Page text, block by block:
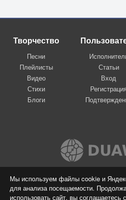
Мы используем файлы cookie и
для анализа посещаемости.
использовать сайт, вы соглашаетесь
Творчество
Песни
Плейлисты
Видео
Стихи
Блоги
Статьи
Вход
Регистрация
© 2009-2026 Я-